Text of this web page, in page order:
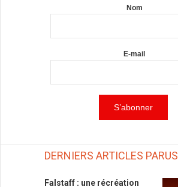
Nom
E-mail
DERNIERS ARTICLES PARUS
Falstaff : une récréation